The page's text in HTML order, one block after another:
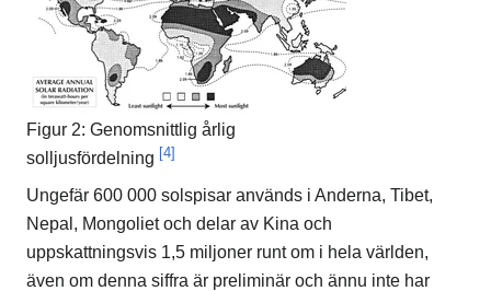
Figur 2: Genomsnittlig årlig
solljusfördelning [4]
Ungefär 600 000 solspisar används i Anderna, Tibet,
Nepal, Mongoliet och delar av Kina och
uppskattningsvis 1,5 miljoner runt om i hela världen,
även om denna siffra är preliminär och ännu inte har